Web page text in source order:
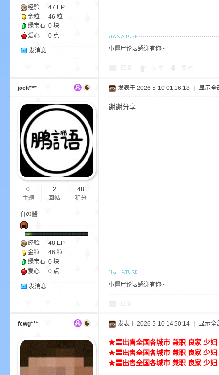
经验 47 EP
金粒
46 粒
绿宝石 0 块
爱心
0 点
发消息 小僵尸论坛感谢有你~
jack***
0
主题
2
回帖
48
积分
白の酱
经验 48 EP
金粒
46 粒
绿宝石 0 块
爱心
0 点
发消息
发表于 2026-5-10 01:16:18 显示全
谢谢分享
小僵尸论坛感谢有你~
fewg*** 发表于 2026-5-10 14:50:14 显示全
★〓出售全国各城市 兼职 良家 少
★〓出售全国各城市 兼职 良家 少
★〓出售全国各城市 兼职 良家 少